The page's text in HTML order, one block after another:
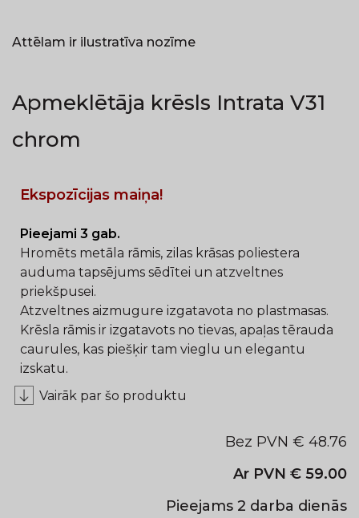
Attēlam ir ilustratīva nozīme
Apmeklētāja krēsls Intrata V31
chrom
Ekspozīcijas maiņa!
Pieejami 3 gab.
Hromēts metāla rāmis, zilas krāsas poliestera
auduma tapsējums sēdītei un atzveltnes
priekšpusei.
Atzveltnes aizmugure izgatavota no plastmasas.
Krēsla rāmis ir izgatavots no tievas, apaļas tērauda
caurules, kas piešķir tam vieglu un elegantu
izskatu.
Vairāk par šo produktu
Bez PVN € 48.76
Ar PVN € 59.00
Pieejams 2 darba dienās